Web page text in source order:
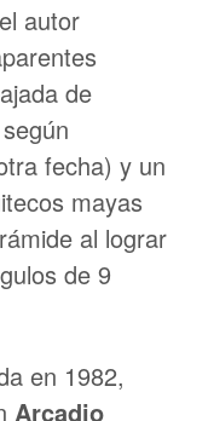
autor
de
fecha) y un
mayas
al lograr
de 9
en 1982,
Arcadio